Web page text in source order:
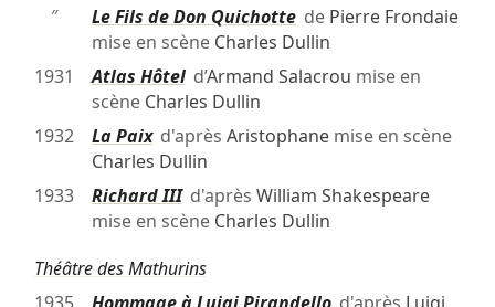
″
Le Fils de Don Quichottede Pierre Frondaie
mise en scène Charles Dullin
1931
Atlas Hôteld’Armand Salacrou mise en
scène Charles Dullin
1932
La Paixd'après Aristophanemise en scène
Charles Dullin
1933
Richard IIId'après William Shakespeare
mise en scène Charles Dullin
Théâtre des Mathurins